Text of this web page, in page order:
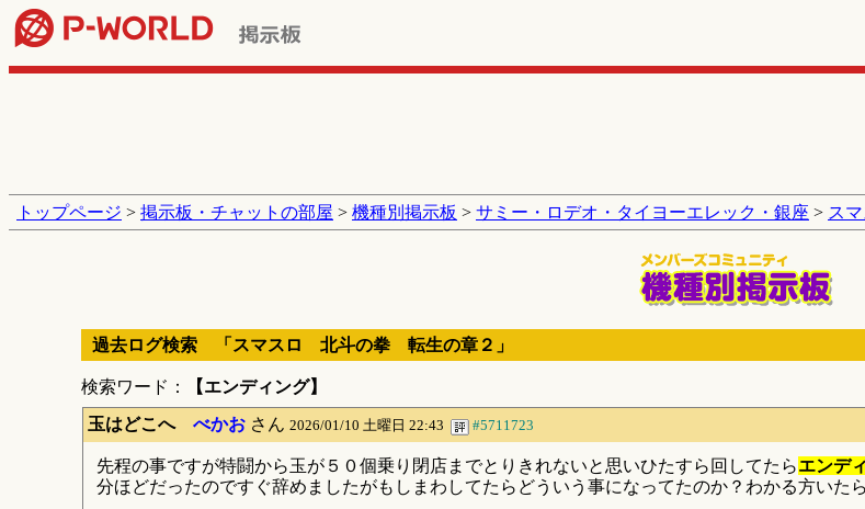
トップページ > 掲示板・チャットの部屋 > 機種別掲示板 > サミー・ロデオ・タイヨーエレック・銀座 > ス
過去ログ検索 「スマスロ 北斗の拳 転生の章２」
検索ワード：
【エンディング】
玉はどこへ べかおさん 2026/01/10 土曜日 22:43 #5711723
先程の事ですが特闘から玉が５０個乗り閉店までとりきれないと思いひたすら回してたらエンデ
分ほどだったのですぐ辞めましたがもしまわしてたらどういう事になってたのか？わかる方いた